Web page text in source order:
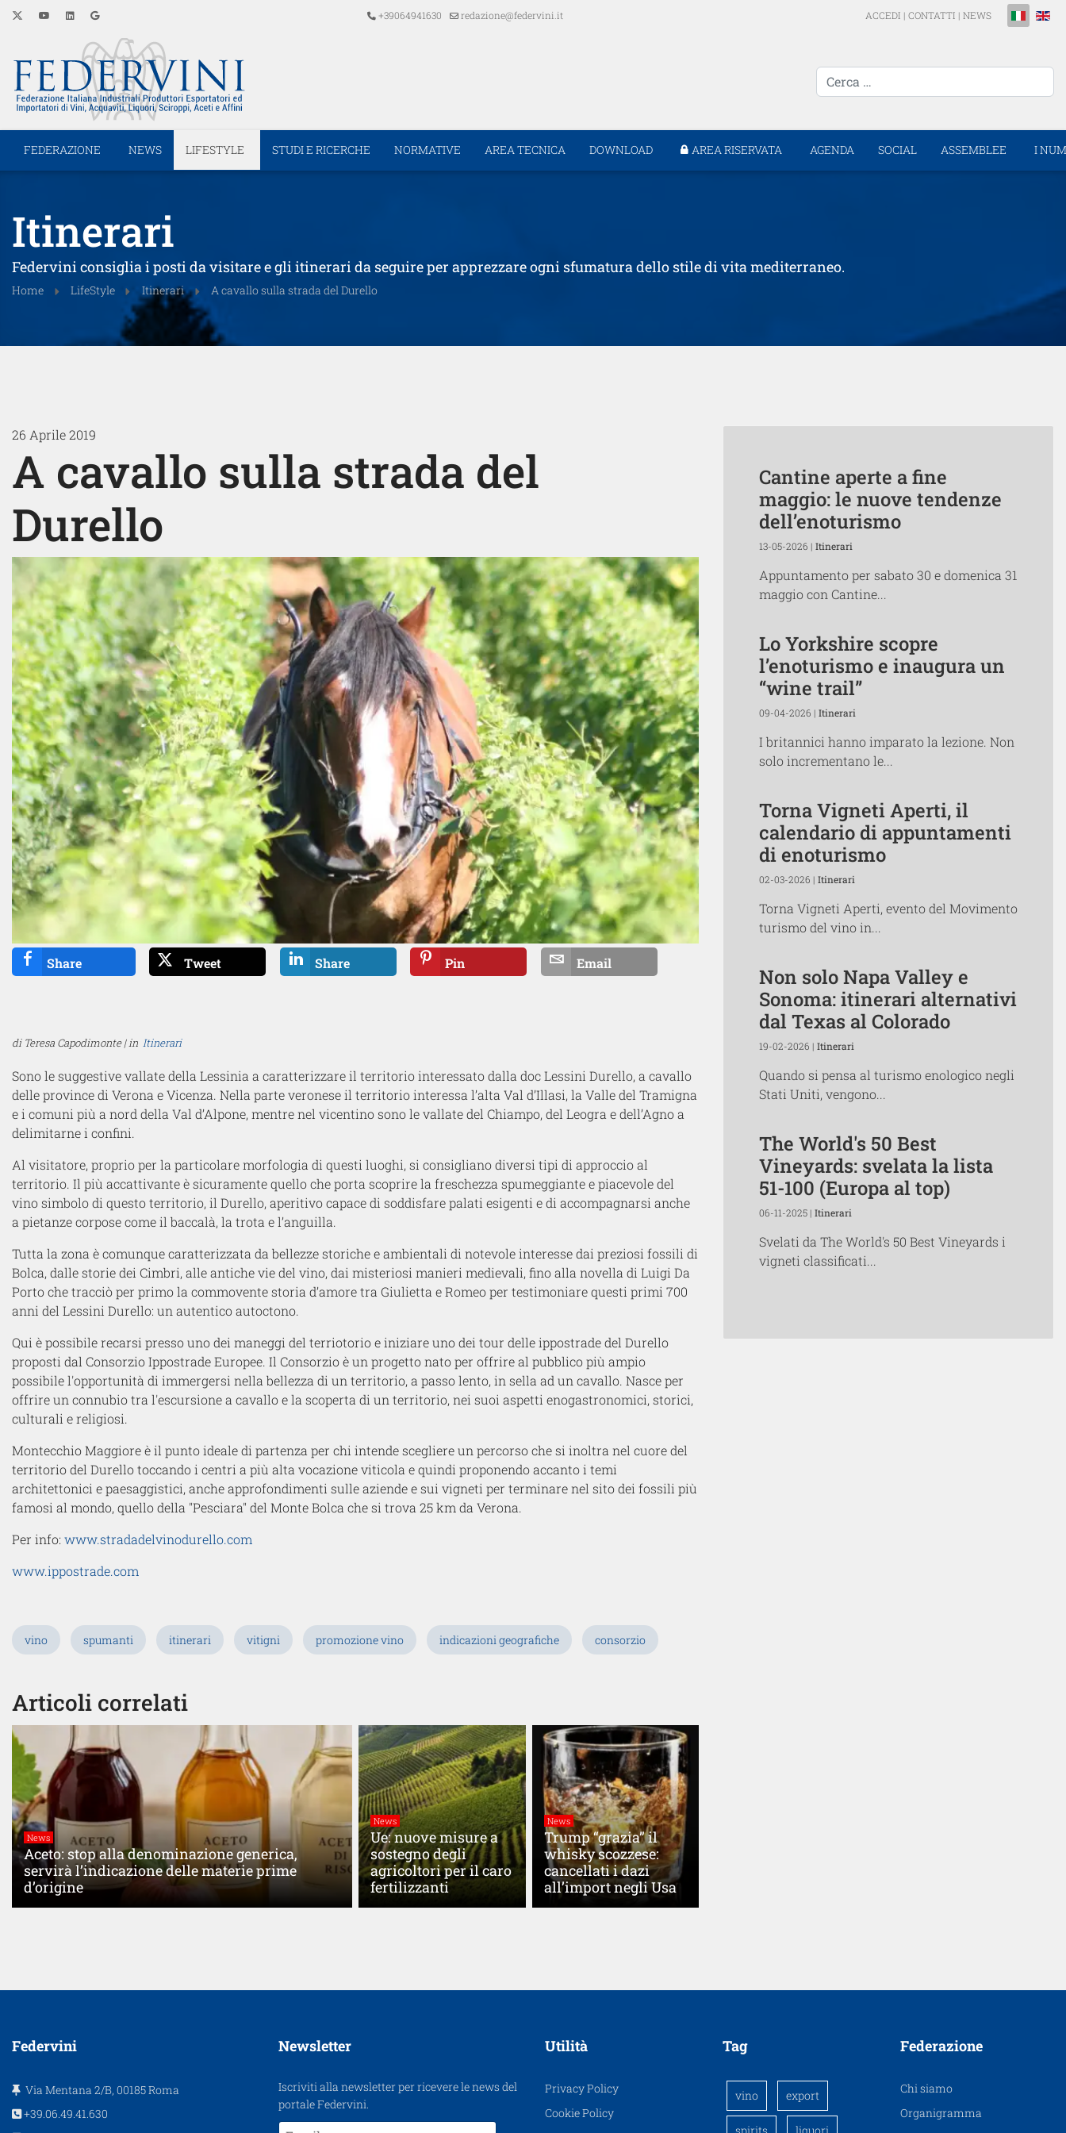
+39064941630 redazione@federvini.it ACCEDI | CONTATTI | NEWS Seleziona
cerca...
FEDERAZIONE NEWS LIFESTYLE STUDI E RICERCHE NORMATIVE AREA TECNICA DOWNLOAD AREA RISERVATA AGENDA SOCIAL ASSEMBLEE I
Itinerari
Federvini consiglia i posti da visitare e gli itinerari da seguire per apprezzare ogni sfumatura dello stile di vita mediterraneo.
Home LifeStyle Itinerari A cavallo sulla strada del Durello
26 Aprile 2019
A cavallo sulla strada del
Durello
Share Tweet Share Pin Email
di Teresa Capodimonte | in Itinerari
Sono le suggestive vallate della Lessinia a caratterizzare il territorio interessato dalla doc Lessini Durello, a cavallo
delle province di Verona e Vicenza. Nella parte veronese il territorio interessa l’alta Val d’Illasi, la Valle del Tramigna
e i comuni più a nord della Val d’Alpone, mentre nel vicentino sono le vallate del Chiampo, del Leogra e dell’Agno a
delimitarne i confini.
Al visitatore, proprio per la particolare morfologia di questi luoghi, si consigliano diversi tipi di approccio al
territorio. Il più accattivante è sicuramente quello che porta scoprire la freschezza spumeggiante e piacevole del
vino simbolo di questo territorio, il Durello, aperitivo capace di soddisfare palati esigenti e di accompagnarsi anche
a pietanze corpose come il baccalà, la trota e l’anguilla.
Tutta la zona è comunque caratterizzata da bellezze storiche e ambientali di notevole interesse dai preziosi fossili di
Bolca, dalle storie dei Cimbri, alle antiche vie del vino, dai misteriosi manieri medievali, fino alla novella di Luigi Da
Porto che tracciò per primo la commovente storia d’amore tra Giulietta e Romeo per testimoniare questi primi 700
anni del Lessini Durello: un autentico autoctono.
Qui è possibile recarsi presso uno dei maneggi del terriotorio e iniziare uno dei tour delle ippostrade del Durello
proposti dal Consorzio Ippostrade Europee. Il Consorzio è un progetto nato per offrire al pubblico più ampio
possibile l'opportunità di immergersi nella bellezza di un territorio, a passo lento, in sella ad un cavallo. Nasce per
offrire un connubio tra l'escursione a cavallo e la scoperta di un territorio, nei suoi aspetti enogastronomici, storici,
culturali e religiosi.
Montecchio Maggiore è il punto ideale di partenza per chi intende scegliere un percorso che si inoltra nel cuore del
territorio del Durello toccando i centri a più alta vocazione viticola e quindi proponendo accanto i temi
architettonici e paesaggistici, anche approfondimenti sulle aziende e sui vigneti per terminare nel sito dei fossili più
famosi al mondo, quello della "Pesciara" del Monte Bolca che si trova 25 km da Verona.
Per info: www.stradadelvinodurello.com
www.ippostrade.com
vino spumanti itinerari vitigni promozione vino indicazioni geografiche consorzio
Articoli correlati
News
Aceto: stop alla denominazione generica,
servirà l’indicazione delle materie prime
d’origine
News
Ue: nuove misure a
sostegno degli
agricoltori per il caro
fertilizzanti
News
Trump “grazia” il
whisky scozzese:
cancellati i dazi
all’import negli Usa
Cantine aperte a fine
maggio: le nuove tendenze
dell’enoturismo
13-05-2026 | Itinerari
Appuntamento per sabato 30 e domenica 31
maggio con Cantine...
Lo Yorkshire scopre
l’enoturismo e inaugura un
“wine trail”
09-04-2026 | Itinerari
I britannici hanno imparato la lezione. Non
solo incrementano le...
Torna Vigneti Aperti, il
calendario di appuntamenti
di enoturismo
02-03-2026 | Itinerari
Torna Vigneti Aperti, evento del Movimento
turismo del vino in...
Non solo Napa Valley e
Sonoma: itinerari alternativi
dal Texas al Colorado
19-02-2026 | Itinerari
Quando si pensa al turismo enologico negli
Stati Uniti, vengono...
The World's 50 Best
Vineyards: svelata la lista
51-100 (Europa al top)
06-11-2025 | Itinerari
Svelati da The World's 50 Best Vineyards i
vigneti classificati...
Federvini
Via Mentana 2/B, 00185 Roma
+39.06.49.41.630
Newsletter
Iscriviti alla newsletter per ricevere le news del
portale Federvini.
Utilità
Privacy Policy
Cookie Policy
Tag
vino export
Federazione
Chi siamo
Organigramma